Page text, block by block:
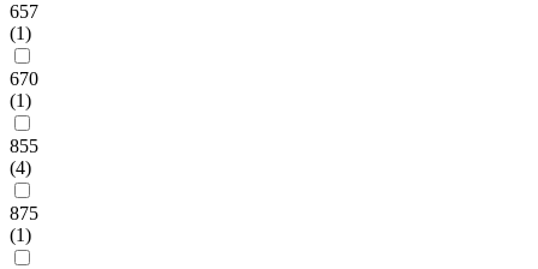
657
(1)
670
(1)
855
(4)
875
(1)